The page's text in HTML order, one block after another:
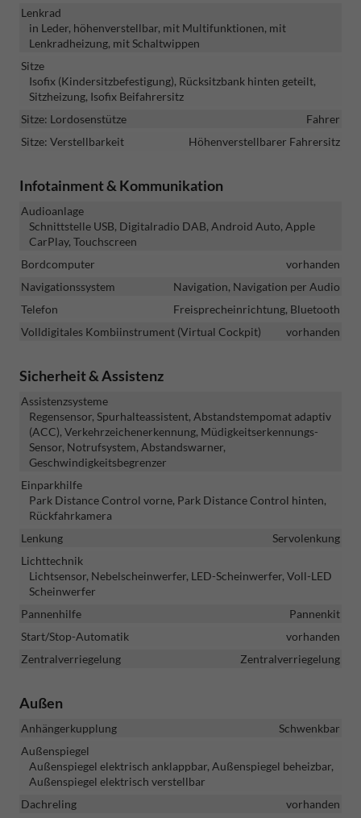
Lenkrad
in Leder, höhenverstellbar, mit Multifunktionen, mit
Lenkradheizung, mit Schaltwippen
Sitze
Isofix (Kindersitzbefestigung), Rücksitzbank hinten geteilt,
Sitzheizung, Isofix Beifahrersitz
Sitze: Lordosenstütze
Fahrer
Sitze: Verstellbarkeit
Höhenverstellbarer Fahrersitz
Infotainment & Kommunikation
Audioanlage
Schnittstelle USB, Digitalradio DAB, Android Auto, Apple
CarPlay, Touchscreen
Bordcomputer
vorhanden
Navigationssystem
Navigation, Navigation per Audio
Telefon
Freisprecheinrichtung, Bluetooth
Volldigitales Kombiinstrument (Virtual Cockpit)
vorhanden
Sicherheit & Assistenz
Assistenzsysteme
Regensensor, Spurhalteassistent, Abstandstempomat adaptiv
(ACC), Verkehrzeichenerkennung, Müdigkeitserkennungs-
Sensor, Notrufsystem, Abstandswarner,
Geschwindigkeitsbegrenzer
Einparkhilfe
Park Distance Control vorne, Park Distance Control hinten,
Rückfahrkamera
Lenkung
Servolenkung
Lichttechnik
Lichtsensor, Nebelscheinwerfer, LED-Scheinwerfer, Voll-LED
Scheinwerfer
Pannenhilfe
Pannenkit
Start/Stop-Automatik
vorhanden
Zentralverriegelung
Zentralverriegelung
Außen
Anhängerkupplung
Schwenkbar
Außenspiegel
Außenspiegel elektrisch anklappbar, Außenspiegel beheizbar,
Außenspiegel elektrisch verstellbar
Dachreling
vorhanden